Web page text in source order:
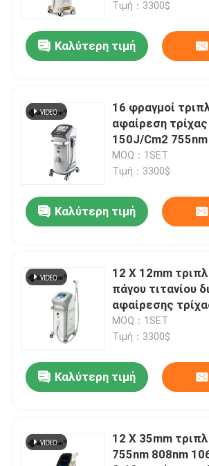
Ποιοτικός έλεγχος
Μας ελάτε σε επαφή με
Ειδήσεις
Ζητήστε ένα απόσπασμα
Αφαίρεση τρίχας λέιζερ διόδων
τριπλό λέιζερ διόδων μήκους
Μηχανή αδυνατίσματος HIFU
μεταστρεφόμενο το q λέιζερ ND
Τιμή：3300$
Καλύτερη τιμή
16 φραγμοί
αφαίρεση
150J/Cm2
1064nm διόδων
κύματος
MOQ：1SET
Τιμή：3300$
Καλύτερη τιμή
12 X 12mm
πάγου τιτανίου
αφαίρεσης
μήκους κύματος
MOQ：1SET
Τιμή：3300$
Καλύτερη τιμή
12 X 35mm
755nm 808nm